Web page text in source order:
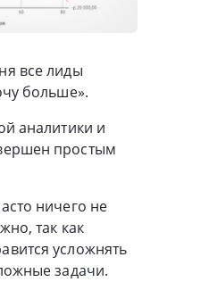
все лиды
больше».
аналитики и
простым
ничего не
так как
усложнять
задачи.